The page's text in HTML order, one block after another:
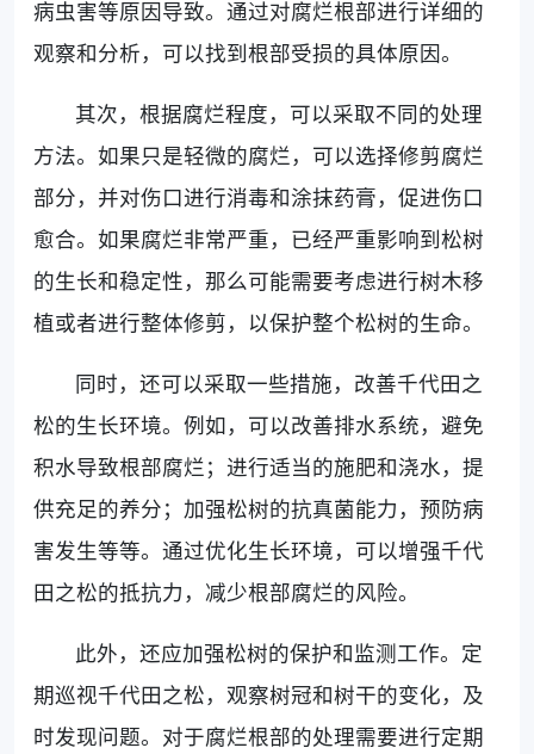
病虫害等原因导致。通过对腐烂根部进行详细的
观察和分析，可以找到根部受损的具体原因。
其次，根据腐烂程度，可以采取不同的处理
方法。如果只是轻微的腐烂，可以选择修剪腐烂
部分，并对伤口进行消毒和涂抹药膏，促进伤口
愈合。如果腐烂非常严重，已经严重影响到松树
的生长和稳定性，那么可能需要考虑进行树木移
植或者进行整体修剪，以保护整个松树的生命。
同时，还可以采取一些措施，改善千代田之
松的生长环境。例如，可以改善排水系统，避免
积水导致根部腐烂；进行适当的施肥和浇水，提
供充足的养分；加强松树的抗真菌能力，预防病
害发生等等。通过优化生长环境，可以增强千代
田之松的抵抗力，减少根部腐烂的风险。
此外，还应加强松树的保护和监测工作。定
期巡视千代田之松，观察树冠和树干的变化，及
时发现问题。对于腐烂根部的处理需要进行定期